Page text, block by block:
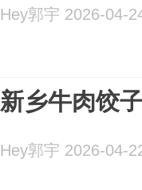
Hey郭宇 2026-04-
新乡牛肉饺
Hey郭宇 2026-04-